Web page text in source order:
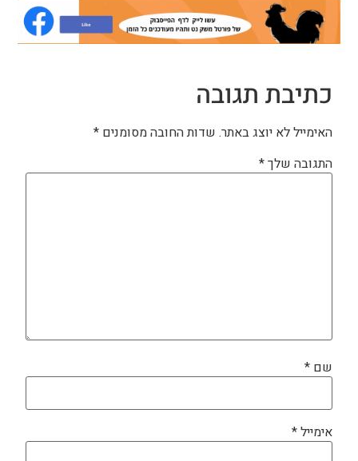
כתיבת תגובה
האימייל לא יוצג באתר. שדות החובה מסומנים *
התגובה שלך*
שם *
אימייל*